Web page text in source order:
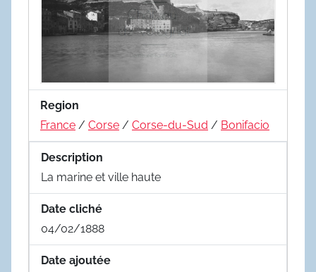
Region
France / Corse / Corse-du-Sud / Bonifacio
Description
La marine et ville haute
Date cliché
04/02/1888
Date ajoutée